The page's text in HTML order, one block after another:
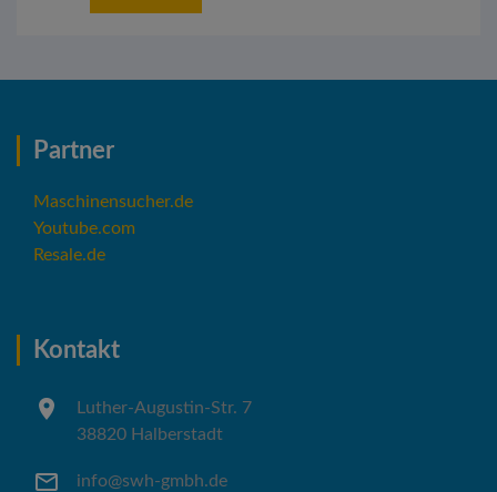
Partner
Maschinensucher.de
Youtube.com
Resale.de
Kontakt
Luther-Augustin-Str. 7
38820 Halberstadt
info@swh-gmbh.de